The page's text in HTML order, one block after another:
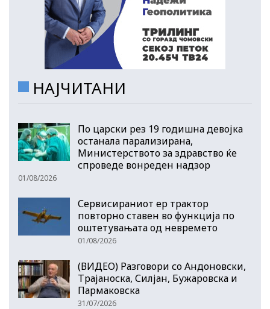
НАЈЧИТАНИ
По царски рез 19 годишна девојка
останала парализирана,
Министерството за здравство ќе
спроведе вонреден надзор
01/08/2026
Сервисираниот ер трактор
повторно ставен во функција по
оштетувањата од невремето
01/08/2026
(ВИДЕО) Разговори со Андоновски,
Трајаноска, Силјан, Бужаровска и
Пармаковска
31/07/2026